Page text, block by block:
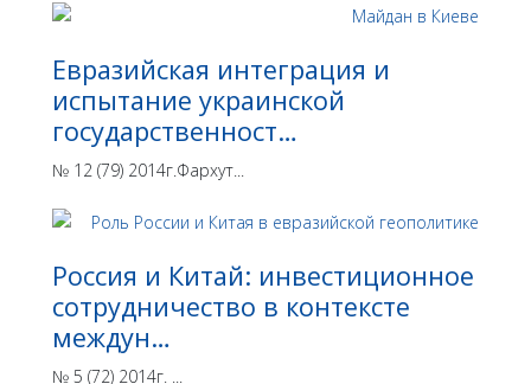
Евразийская интеграция и
испытание украинской
государственност…
№ 12 (79) 2014г.Фархут...
Россия и Китай: инвестиционное
сотрудничество в контексте
междун…
№ 5 (72) 2014г. ...